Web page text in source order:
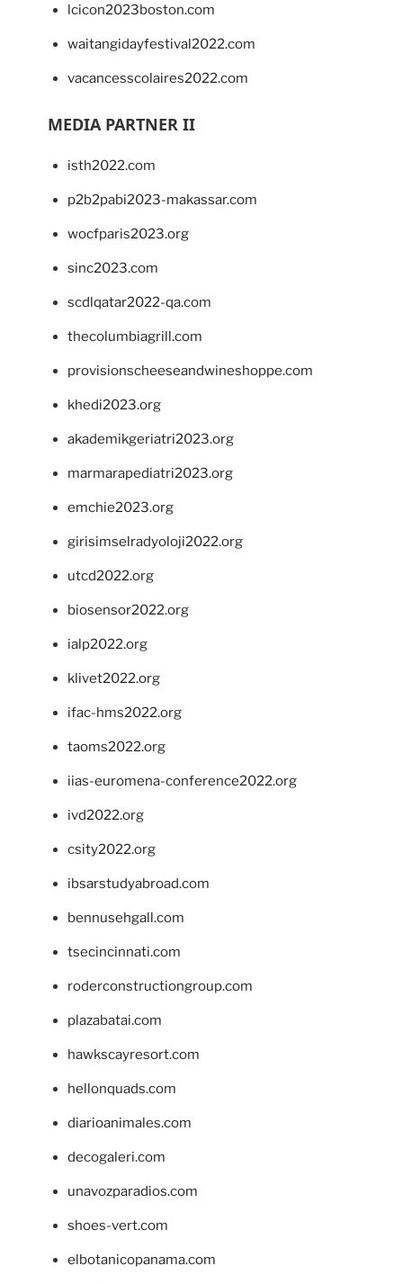
lcicon2023boston.com
waitangidayfestival2022.com
vacancesscolaires2022.com
MEDIA PARTNER II
isth2022.com
p2b2pabi2023-makassar.com
wocfparis2023.org
sinc2023.com
scdlqatar2022-qa.com
thecolumbiagrill.com
provisionscheeseandwineshoppe.com
khedi2023.org
akademikgeriatri2023.org
marmarapediatri2023.org
emchie2023.org
girisimselradyoloji2022.org
utcd2022.org
biosensor2022.org
ialp2022.org
klivet2022.org
ifac-hms2022.org
taoms2022.org
iias-euromena-conference2022.org
ivd2022.org
csity2022.org
ibsarstudyabroad.com
bennusehgall.com
tsecincinnati.com
roderconstructiongroup.com
plazabatai.com
hawkscayresort.com
hellonquads.com
diarioanimales.com
decogaleri.com
unavozparadios.com
shoes-vert.com
elbotanicopanama.com